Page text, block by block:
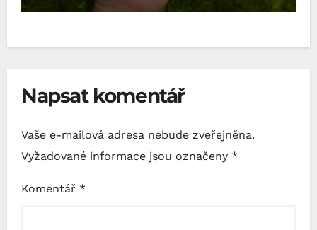
Napsat komentář
Vaše e-mailová adresa nebude zveřejněna.
Vyžadované informace jsou označeny *
Komentář *